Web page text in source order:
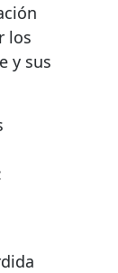
los
y sus